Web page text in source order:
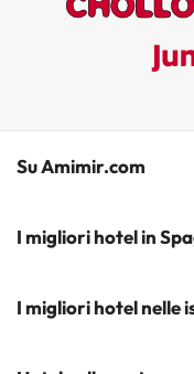
Su Amimir.com
Il Nostro Team
Iscrivetevi alla nostra
I migliori hotel in
Hotel a Salou
I migliori hotel nelle
Hotel a Tenerife